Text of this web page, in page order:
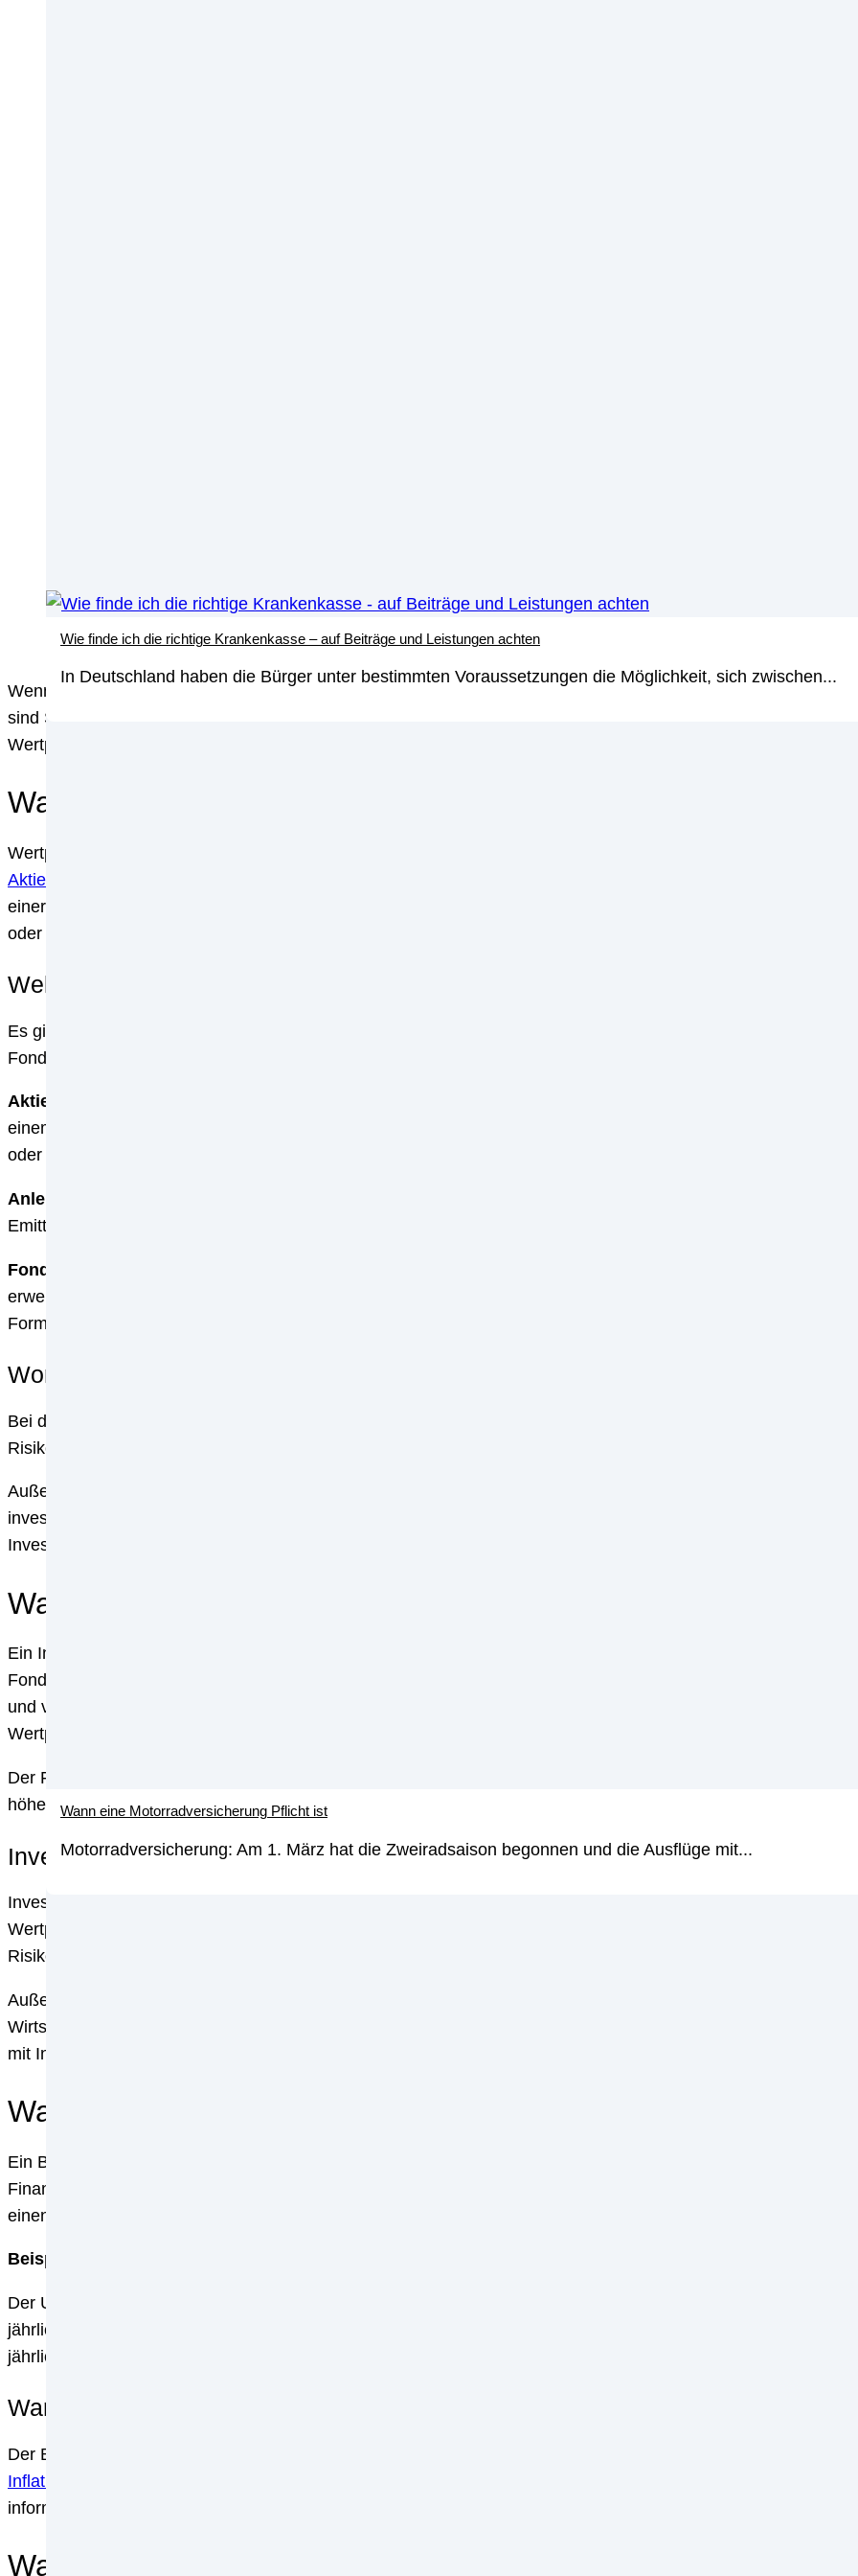
Wie finde ich die richtige Krankenkasse – auf Beiträge und Leistungen achten
In Deutschland haben die Bürger unter bestimmten Voraussetzungen die Möglichkeit, sich zwischen...
Wann eine Motorradversicherung Pflicht ist
Motorradversicherung: Am 1. März hat die Zweiradsaison begonnen und die Ausflüge mit...
Wenn Sie sich schon immer gefragt haben, was ein Wertpapier eigentlich ist, wie es funktioniert und welche
sind Sie hier genau richtig! In diesem Artikel erklären wir Ihnen alles Wissenswerte über Wertpapiere.
Wertpapieren es gibt und worauf Sie bei der Auswahl achten sollten.
Was sind Wertpapiere?
Wertpapiere sind finanzielle Instrumente, die Investoren die Möglichkeit geben, in ein Unternehmen oder eine
Aktien
, Anleihen, Fondsanteile oder andere Finanzprodukte sein. Wenn Sie in Wertpapiere investieren,
einer Organisation und tragen somit zur Finanzierung dieses Unternehmens bei. Im Gegenzug erhalten Sie als
oder Zinszahlungen. Wertpapiere sind an der Börse gehandelt und können jederzeit verkauft werden.
Welche Wertpapiere gibt es?
Es gibt zahlreiche verschiedene Arten von Wertpapieren, die Anlegern zur Verfügung stehen. Die bekanntesten
Fondsanteile.
Aktien
einem Unternehmen und tragen somit zur Finanzierung dieses Unternehmens bei. Im Gegenzug erhalten Sie
oder Zinszahlungen. Aktien werden an der Börse gehandelt und können jederzeit verkauft werden.
Anleihen
Emittenten des Wertpapiers Geld und erhalten im Gegenzug Zinszahlungen. Anleihen werden an der Börse
Fondsanteile
erwerben Sie einen Anteil an einem Investmentfonds und tragen somit zur Finanzierung dieses
bei. Im
Form von Dividenden oder Zinszahlungen. Fondsanteile werden an der Börse gehandelt und können jederzeit
Worauf sollten Sie bei der Auswahl Ihrer Wertpapiere achten?
Bei der Auswahl Ihrer Wertpapiere sollten Sie zunächst Ihre Anlageziele festlegen. Wollen Sie kurzfristig oder
Risikokapital? Wie viel Rendite möchten Sie erzielen? Erst wenn Sie diese Fragen für sich beantwortet
Außerdem sollten Sie sich gut informieren, bevor Sie in Wertpapiere investieren. Informieren Sie sich über
investieren möchten. Wie ist die Wirtschaftslage? Wie viel Risiko ist mit dem Investment verbunden? Wenn
Investments minimieren und so Ihre Rendite maximieren.
Was ist ein Investmentfond?
Ein Investmentfond ist eine Sammelstelle für Wertpapiere. Innerhalb eines Investmentfonds werden
Fondsanteile investiert. Der Vorteil dieser Investition ist die Diversifikation: Durch den Kauf von Fondsanteilen
und verteilen so das Risiko Ihrer Investments auf mehrere Papiere. Zudem erhalten Sie als Anleger eine
Wertpapieren.
Der Fond ist zudem von einem Fondmanager professional geleitet, weswegen Sie auch immer die
höher.
Investieren in einen Investmentfonds
Investmentfonds sind eine gute Möglichkeit, um Ihr Portfolio zu diversifizieren. Durch den Kauf von
Wertpapieren, die innerhalb des Fonds investiert sind. Dadurch verteilen Sie das Risiko Ihrer Investments auf
Risiko eines Verlusts.
Außerdem erhalten Sie als Anleger eine Rendite, die über der Rendite von einzelnen Wertpapieren liegt. Die
Wirtschaftslage und von der Performance der Wertpapiere, die im Fonds investiert sind, ab. Wenn Sie
mit Investmentfonds eine höhere Rendite erzielen als mit einzelnen Wertpapieren.
Was ist ein Bond?
Ein Bond (auch: Schuldverschreibung) ist ein Wertpapier, das einen
Finanzierungsinstrumente von Staaten und Unternehmen Verwendung. Die Laufzeit eines Bonds kann
einen Bond investieren, leihen Sie dem Emittenten des Wertpapiers Geld und erhalten im Gegenzug
Beispiel für einen Bond:
Der US Treasury Bond ist ein Wertpapier, das von der US-Regierung ausgegeben wird. Dieser Bond hat eine
jährlich einen Zins von 4,1% (Stand 19.10.2022). Wenn Sie in diesen Bond investieren, leihen Sie der US-
jährlich 410 USD
Warum investiert dann nicht jeder in den US Treasury Bond?
Der Bond bietet zwar ein geringes Risiko, da die US-Regierung als Wertpapier Aussteller hinter dem
Inflation
informieren und das Risiko Ihrer Investments abwägen.
Was ist eine Aktie?